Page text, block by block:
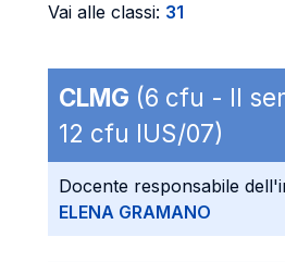
Vai alle classi: 31
CLMG (6 cfu - II
12 cfu IUS/07)
Docente responsabile
ELENA GRAMANO